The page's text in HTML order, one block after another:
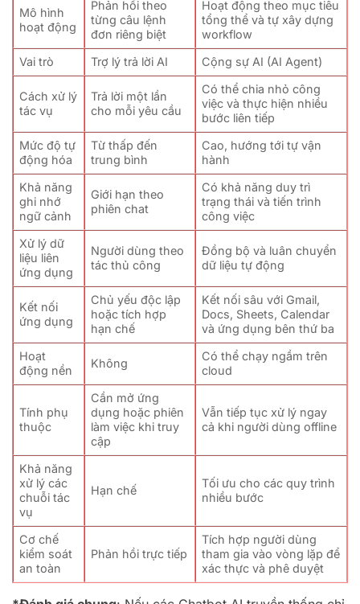
Mô hình
hoạt động
Phản hồi theo
từng câu lệnh
đơn riêng biệt
Hoạt động theo mục tiêu
tổng thể và tự xây dựng
workflow
Vai trò
Trợ lý trả lời AI Cộng sự AI (AI Agent)
Cách xử lý
tác vụ
Trả lời một lần
cho mỗi yêu cầu
Có thể chia nhỏ công
việc và thực hiện nhiều
bước liên tiếp
Mức độ tự
động hóa
Từ thấp đến
trung bình
Cao, hướng tới tự vận
hành
Khả năng
ghi nhớ
ngữ cảnh
Giới hạn theo
phiên chat
Có khả năng duy trì
trạng thái và tiến trình
công việc
Xử lý dữ
liệu liên
ứng dụng
Người dùng theo
tác thủ công
Đồng bộ và luân chuyển
dữ liệu tự động
Kết nối
ứng dụng
Chủ yếu độc lập
hoặc tích hợp
hạn chế
Kết nối sâu với Gmail,
Docs, Sheets, Calendar
và ứng dụng bên thứ ba
Hoạt
động nền
Không
Có thể chạy ngầm trên
cloud
Tính phụ
thuộc
Cần mở ứng
dụng hoặc phiên
làm việc khi truy
cập
Vẫn tiếp tục xử lý ngay
cả khi người dùng offline
Khả năng
xử lý các
chuỗi tác
vụ
Hạn chế
Tối ưu cho các quy trình
nhiều bước
Cơ chế
kiểm soát
an toàn
Phản hồi trực tiếp
Tích hợp người dùng
tham gia vào vòng lặp để
xác thực và phê duyệt